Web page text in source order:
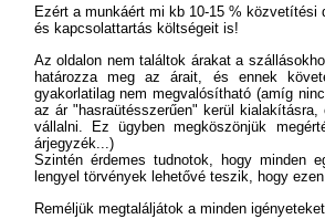
Ezért a munkáért mi kb 10-15 %
és kapcsolattartás költségeit is!
Az oldalon nem találtok árakat a
határozza meg az árait, és ennek
gyakorlatilag nem megvalósítható (amíg
az ár "hasraütésszerűen" kerül
vállalni. Ez ügyben megköszönjük
árjegyzék...)
Szintén érdemes tudnotok, hogy minden
lengyel törvények lehetővé teszik, hogy
Reméljük megtaláljátok a minden